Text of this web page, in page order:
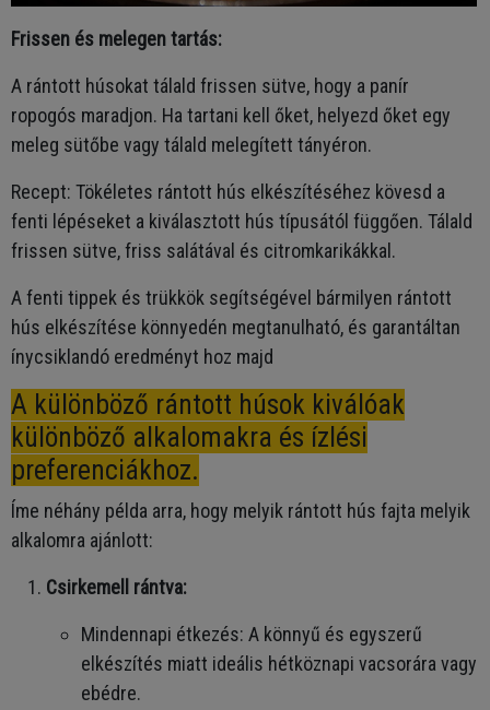
Frissen és melegen tartás:
A rántott húsokat tálald frissen sütve, hogy a panír
ropogós maradjon. Ha tartani kell őket, helyezd őket egy
meleg sütőbe vagy tálald melegített tányéron.
Recept: Tökéletes rántott hús elkészítéséhez kövesd a
fenti lépéseket a kiválasztott hús típusától függően. Tálald
frissen sütve, friss salátával és citromkarikákkal.
A fenti tippek és trükkök segítségével bármilyen rántott
hús elkészítése könnyedén megtanulható, és garantáltan
ínycsiklandó eredményt hoz majd
A különböző rántott húsok kiválóak
különböző alkalomakra és ízlési
preferenciákhoz.
Íme néhány példa arra, hogy melyik rántott hús fajta melyik
alkalomra ajánlott:
Csirkemell rántva:
Mindennapi étkezés: A könnyű és egyszerű
elkészítés miatt ideális hétköznapi vacsorára vagy
ebédre.